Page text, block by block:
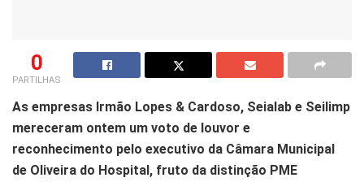
0
PARTILHAS
As empresas Irmão Lopes & Cardoso, Seialab e Seilimp
mereceram ontem um voto de louvor e
reconhecimento pelo executivo da Câmara Municipal
de Oliveira do Hospital, fruto da distinção PME